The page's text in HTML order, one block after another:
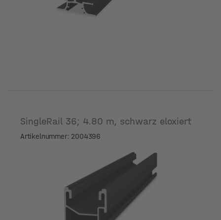
SingleRail 36; 4.80 m, schwarz eloxiert
Artikelnummer: 2004396